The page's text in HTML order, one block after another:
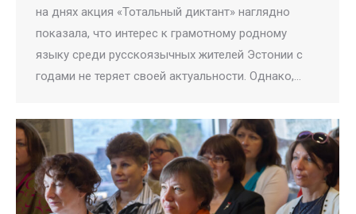
на днях акция «Тотальный диктант» наглядно
показала, что интерес к грамотному родному
языку среди русскоязычных жителей Эстонии с
годами не теряет своей актуальности. Однако,…